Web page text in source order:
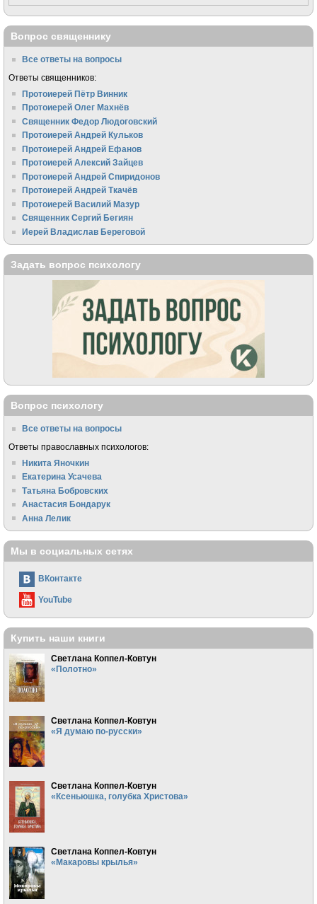
Вопрос священнику
Все ответы на вопросы
Ответы священников:
Протоиерей Пётр Винник
Протоиерей Олег Махнёв
Священник Федор Людоговский
Протоиерей Андрей Кульков
Протоиерей Андрей Ефанов
Протоиерей Алексий Зайцев
Протоиерей Андрей Спиридонов
Протоиерей Андрей Ткачёв
Протоиерей Василий Мазур
Священник Сергий Бегиян
Иерей Владислав Береговой
Задать вопрос психологу
Вопрос психологу
Все ответы на вопросы
Ответы православных психологов:
Никита Яночкин
Екатерина Усачева
Татьяна Бобровских
Анастасия Бондарук
Анна Лелик
Мы в социальных сетях
ВКонтакте
YouTube
Купить наши книги
Светлана Коппел-Ковтун
«Полотно»
Светлана Коппел-Ковтун
«Я думаю по-русски»
Светлана Коппел-Ковтун
«Ксеньюшка, голубка Христова»
Светлана Коппел-Ковтун
«Макаровы крылья»